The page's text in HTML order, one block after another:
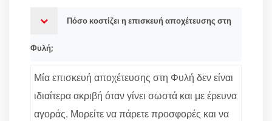
Πόσο κοστίζει η επισκευή αποχέτευσης στη
Φυλή;
Μία επισκευή αποχέτευσης στη Φυλή δεν είναι
ιδιαίτερα ακριβή όταν γίνει σωστά και με έρευνα
αγοράς. Μορείτε να πάρετε προσφορές και να